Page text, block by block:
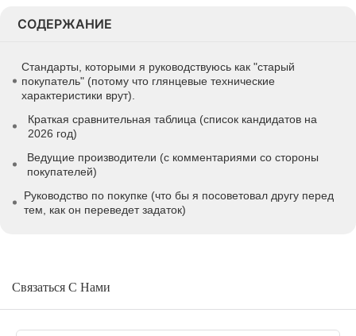
СОДЕРЖАНИЕ
Стандарты, которыми я руководствуюсь как "старый
покупатель" (потому что глянцевые технические
характеристики врут).
Краткая сравнительная таблица (список кандидатов на
2026 год)
Ведущие производители (с комментариями со стороны
покупателей)
Руководство по покупке (что бы я посоветовал другу перед
тем, как он переведет задаток)
Связаться С Нами